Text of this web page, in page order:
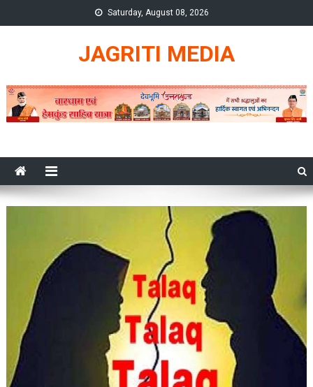
to
Saturday, August 08, 2026
JAGRITI MEDIA